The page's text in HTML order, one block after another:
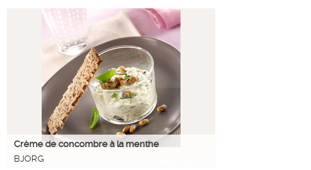
Crème de concombre à la menthe
BJORG